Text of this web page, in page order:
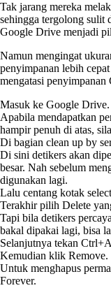
Tak jarang mereka
sehingga tergolong sulit
Google Drive menjadi
Namun mengingat
penyimpanan lebih
mengatasi
Masuk ke Google Drive.
Apabila mendapatkan
hampir penuh di atas,
Di bagian clean up by
Di sini detikers akan
besar. Nah sebelum
digunakan lagi.
Lalu centang kotak
Terakhir pilih Delete
Tapi bila detikers
bakal dipakai lagi, bisa
Selanjutnya tekan
Kemudian klik Remove.
Untuk menghapus
Forever.